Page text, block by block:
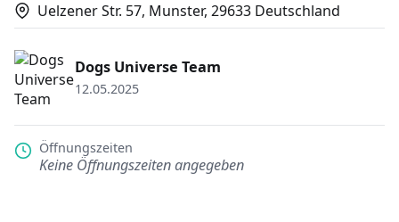
Uelzener Str. 57, Munster, 29633 Deutschland
Dogs Universe Team
12.05.2025
Öffnungszeiten
Keine Öffnungszeiten angegeben